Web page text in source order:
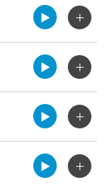
▶︎ ＋
▶︎ ＋
▶︎ ＋
▶︎ ＋